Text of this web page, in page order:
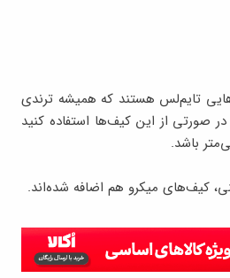
تایم‌لس هستند که همیشه ترندی
صورتی از این کیف‌ها استفاده کنید
کیف‌های میکرو هم اضافه شده‌اند.